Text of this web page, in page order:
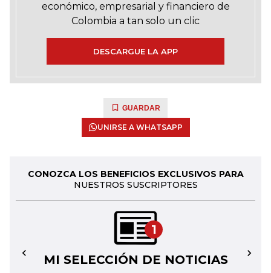
económico, empresarial y financiero de
Colombia a tan solo un clic
DESCARGUE LA APP
GUARDAR
UNIRSE A WHATSAPP
CONOZCA LOS BENEFICIOS EXCLUSIVOS PARA
NUESTROS SUSCRIPTORES
1
MI SELECCIÓN DE NOTICIAS
← →